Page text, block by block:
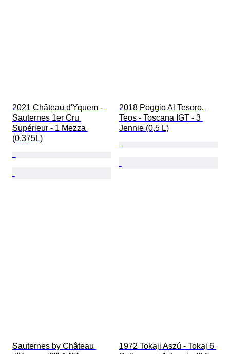
2021 Château d'Yquem -
Sauternes 1er Cru
Supérieur - 1 Mezza
(0.375L)
2018 Poggio Al Tesoro,
Teos - Toscana IGT - 3
Jennie (0,5 L)
Sauternes by Château
1972 Tokaji Aszú - Tokaj 6